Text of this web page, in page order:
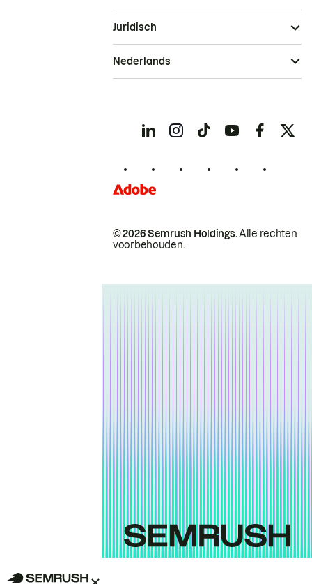
© 2026 Semrush Holdings.Alle rechten
voorbehouden.
Juridisch
Nederlands